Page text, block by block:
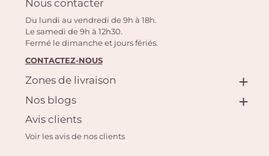
Nous contacter
Du lundi au vendredi de 9h à 18h.
Le samedi de 9h à 12h30.
Fermé le dimanche et jours fériés.
CONTACTEZ-NOUS
Zones de livraison
Nos blogs
Avis clients
Voir les avis de nos clients